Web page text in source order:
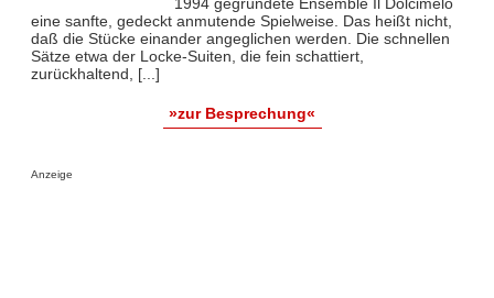
eine sanfte, gedeckt anmutende Spielweise. Das heißt nicht,
daß die Stücke einander angeglichen werden. Die schnellen
Sätze etwa der Locke-Suiten, die fein schattiert,
zurückhaltend, [...]
»zur Besprechung«
Anzeige